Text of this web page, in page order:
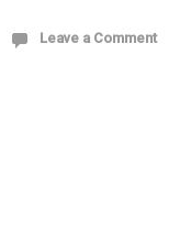
Leave a Comment